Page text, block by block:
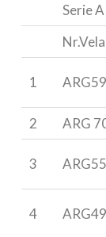
Serie A
Nr.Vela
1
2 ARG
3
4